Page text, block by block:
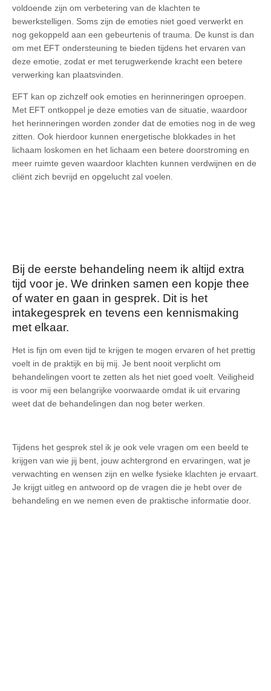
voldoende zijn om verbetering van de klachten te
bewerkstelligen. Soms zijn de emoties niet goed verwerkt en
nog gekoppeld aan een gebeurtenis of trauma. De kunst is dan
om met EFT ondersteuning te bieden tijdens het ervaren van
deze emotie, zodat er met terugwerkende kracht een betere
verwerking kan plaatsvinden.
EFT kan op zichzelf ook emoties en herinneringen oproepen.
Met EFT ontkoppel je deze emoties van de situatie, waardoor
het herinneringen worden zonder dat de emoties nog in de weg
zitten. Ook hierdoor kunnen energetische blokkades in het
lichaam loskomen en het lichaam een betere doorstroming en
meer ruimte geven waardoor klachten kunnen verdwijnen en de
cliënt zich bevrijd en opgelucht zal voelen.
Bij de eerste behandeling neem ik altijd extra
tijd voor je. We drinken samen een kopje thee
of water en gaan in gesprek. Dit is het
intakegesprek en tevens een kennismaking
met elkaar.
Het is fijn om even tijd te krijgen te mogen ervaren of het prettig
voelt in de praktijk en bij mij. Je bent nooit verplicht om
behandelingen voort te zetten als het niet goed voelt. Veiligheid
is voor mij een belangrijke voorwaarde omdat ik uit ervaring
weet dat de behandelingen dan nog beter werken.
Tijdens het gesprek stel ik je ook vele vragen om een beeld te
krijgen van wie jij bent, jouw achtergrond en ervaringen, wat je
verwachting en wensen zijn en welke fysieke klachten je ervaart.
Je krijgt uitleg en antwoord op de vragen die je hebt over de
behandeling en we nemen even de praktische informatie door.